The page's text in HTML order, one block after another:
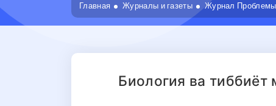
Главная Журналы и газеты Журнал
Биология ва